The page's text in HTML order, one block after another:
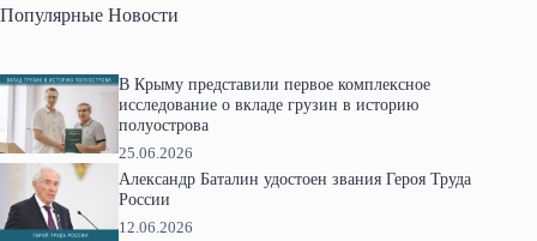
Популярные Новости
В Крыму представили первое комплексное
исследование о вкладе грузин в историю
полуострова
25.06.2026
Александр Баталин удостоен звания Героя Труда
России
12.06.2026